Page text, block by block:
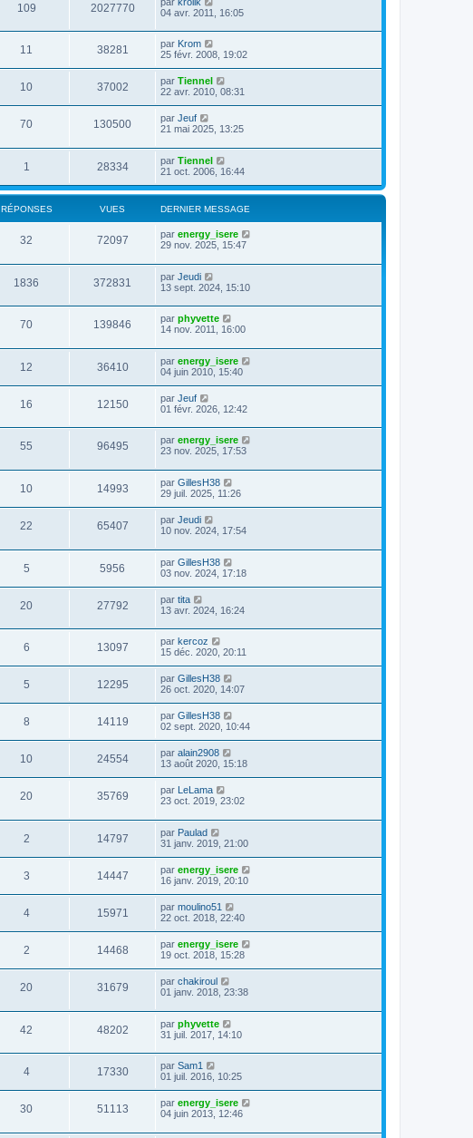
109 2027770
04 avr. 2011, 16:05
11 38281 par Krom
25 févr. 2008, 19:02
10 37002 par Tiennel
22 avr. 2010, 08:31
70 130500 par Jeuf
21 mai 2025, 13:25
1 28334 par Tiennel
21 oct. 2006, 16:44
RÉPONSES VUES DERNIER MESSAGE
32 72097 par energy_isere
29 nov. 2025, 15:47
1836 372831 par Jeudi
13 sept. 2024, 15:10
70 139846 par phyvette
14 nov. 2011, 16:00
12 36410 par energy_isere
04 juin 2010, 15:40
16 12150 par Jeuf
01 févr. 2026, 12:42
55 96495 par energy_isere
23 nov. 2025, 17:53
10 14993 par GillesH38
29 juil. 2025, 11:26
22 65407 par Jeudi
10 nov. 2024, 17:54
5 5956 par GillesH38
03 nov. 2024, 17:18
20 27792 par tita
13 avr. 2024, 16:24
6 13097 par kercoz
15 déc. 2020, 20:11
5 12295 par GillesH38
26 oct. 2020, 14:07
8 14119 par GillesH38
02 sept. 2020, 10:44
10 24554 par alain2908
13 août 2020, 15:18
20 35769 par LeLama
23 oct. 2019, 23:02
2 14797 par Paulad
31 janv. 2019, 21:00
3 14447 par energy_isere
16 janv. 2019, 20:10
4 15971 par moulino51
22 oct. 2018, 22:40
2 14468 par energy_isere
19 oct. 2018, 15:28
20 31679 par chakiroul
01 janv. 2018, 23:38
42 48202 par phyvette
31 juil. 2017, 14:10
4 17330 par Sam1
01 juil. 2016, 10:25
30 51113 par energy_isere
04 juin 2013, 12:46